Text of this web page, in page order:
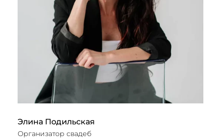
Элина Подильская
Организатор свадеб